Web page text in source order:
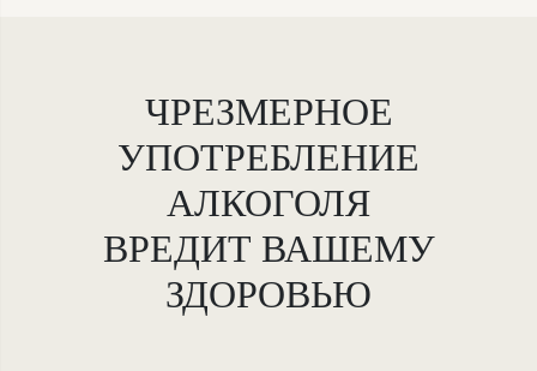
ЧРЕЗМЕРНОЕ
УПОТРЕБЛЕНИЕ
АЛКОГОЛЯ
ВРЕДИТ ВАШЕМУ
ЗДОРОВЬЮ